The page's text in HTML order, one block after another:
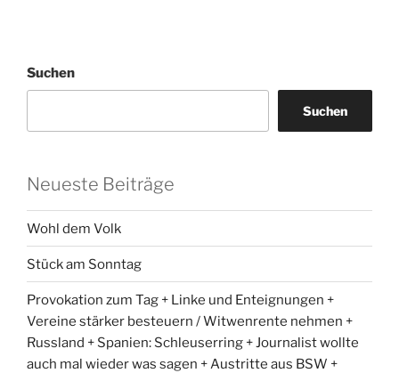
Suchen
Suchen
Neueste Beiträge
Wohl dem Volk
Stück am Sonntag
Provokation zum Tag + Linke und Enteignungen +
Vereine stärker besteuern / Witwenrente nehmen +
Russland + Spanien: Schleuserring + Journalist wollte
auch mal wieder was sagen + Austritte aus BSW +